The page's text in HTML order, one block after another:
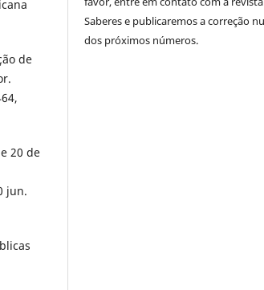
de
20 de
jun.
Saberes e publicaremos a correção
dos próximos números.